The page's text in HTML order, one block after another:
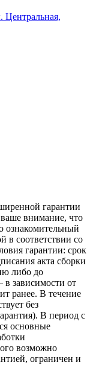
Центральная,
гарантии
внимание, что
ознакомительный
в соответствии со
гарантии: срок
акта сборки
либо до
в зависимости от
ранее. В течение
без
В период с
основные
возможно
ограничен и